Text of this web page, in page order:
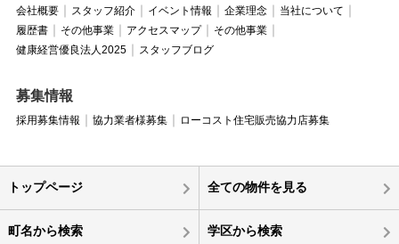
会社概要 スタッフ紹介 イベント情報 企業理念
当社について
履歴書
その他事業 アクセスマップ
その他事業
健康経営優良法人2025
スタッフブログ
募集情報
採用募集情報 協力業者様募集 ローコスト住宅販売協力店募集
トップページ 全ての物件を見る
町名から検索 学区から検索